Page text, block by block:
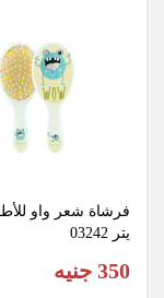
فرشاة شعر واو
يتر 03242
350 جنيه